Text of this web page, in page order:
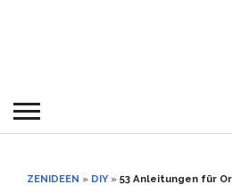
ZENIDEEN » DIY» 53 Anleitungen für